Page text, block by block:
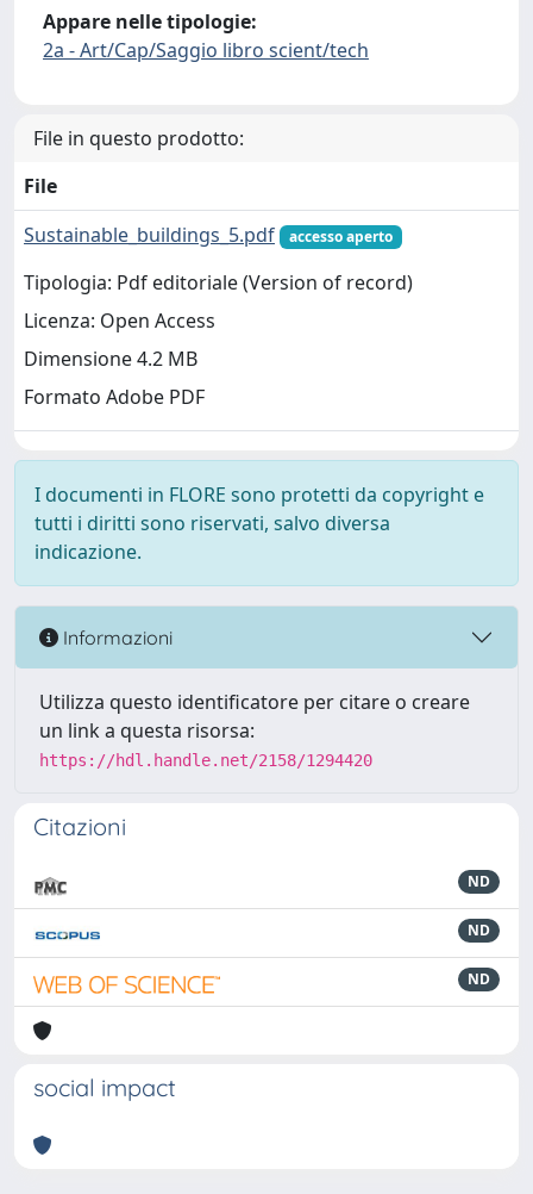
Appare nelle tipologie:
2a - Art/Cap/Saggio libro scient/tech
File in questo prodotto:
File
Sustainable_buildings_5.pdf
accesso aperto
Tipologia: Pdf editoriale (Version of record)
Licenza: Open Access
Dimensione 4.2 MB
Formato Adobe PDF
I documenti in FLORE sono protetti da copyright e
tutti i diritti sono riservati, salvo diversa
indicazione.
Informazioni
Utilizza questo identificatore per citare o creare
un link a questa risorsa:
https://hdl.handle.net/2158/1294420
Citazioni
ND
ND
ND
social impact